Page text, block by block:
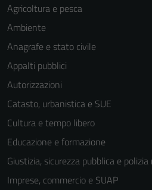
Agricoltura e pesca
Ambiente
Anagrafe e stato civile
Appalti pubblici
Autorizzazioni
Catasto, urbanistica e SUE
Cultura e tempo libero
Educazione e formazione
Giustizia, sicurezza pubblica e
Imprese, commercio e SUAP